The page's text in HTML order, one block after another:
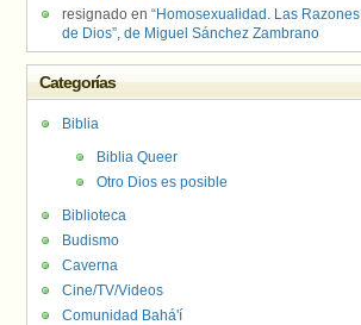
resignado en “Homosexualidad. Las Razones
de Dios”, de Miguel Sánchez Zambrano
Categorías
Biblia
Biblia Queer
Otro Dios es posible
Biblioteca
Budismo
Caverna
Cine/TV/Videos
Comunidad Bahá'í